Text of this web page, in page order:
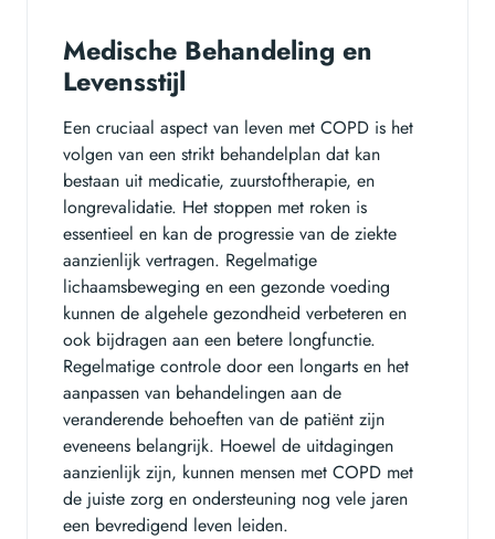
Medische Behandeling en
Levensstijl
Een cruciaal aspect van leven met COPD is het
volgen van een strikt behandelplan dat kan
bestaan uit medicatie, zuurstoftherapie, en
longrevalidatie. Het stoppen met roken is
essentieel en kan de progressie van de ziekte
aanzienlijk vertragen. Regelmatige
lichaamsbeweging en een gezonde voeding
kunnen de algehele gezondheid verbeteren en
ook bijdragen aan een betere longfunctie.
Regelmatige controle door een longarts en het
aanpassen van behandelingen aan de
veranderende behoeften van de patiënt zijn
eveneens belangrijk. Hoewel de uitdagingen
aanzienlijk zijn, kunnen mensen met COPD met
de juiste zorg en ondersteuning nog vele jaren
een bevredigend leven leiden.